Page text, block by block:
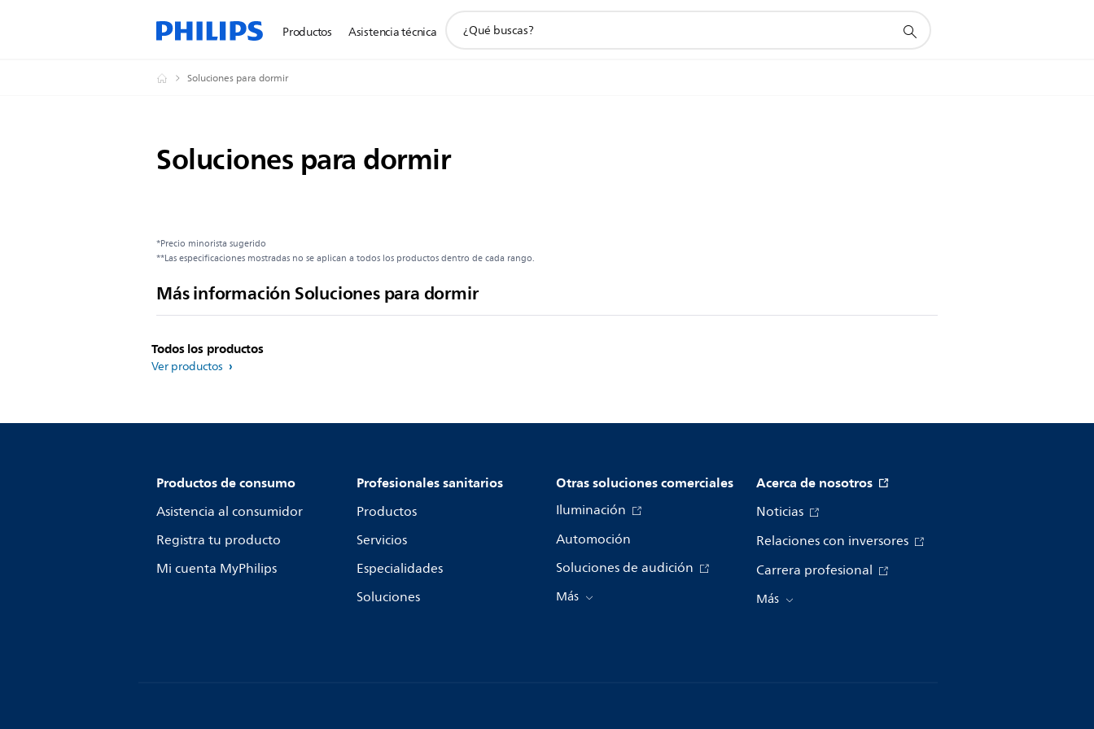
Productos Asistencia técnica
Soluciones para dormir
Soluciones para dormir
*Precio minorista sugerido
**Las especificaciones mostradas no se aplican a todos los productos dentro de cada rango.
Más información Soluciones para dormir
Todos los productos
Ver productos
Productos de consumo
Asistencia al consumidor
Registra tu producto
Mi cuenta MyPhilips
Profesionales sanitarios
Productos
Servicios
Especialidades
Soluciones
Otras soluciones comerciales
Iluminación
Automoción
Soluciones de audición
Más
Acerca de nosotros
Noticias
Relaciones con inversores
Carrera profesional
Más